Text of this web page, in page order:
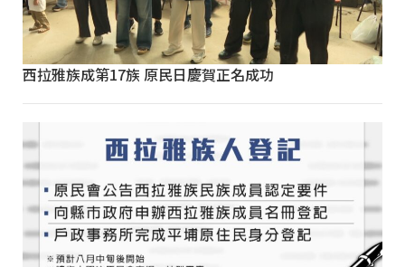
西拉雅族成第17族 原民日慶賀正名成功